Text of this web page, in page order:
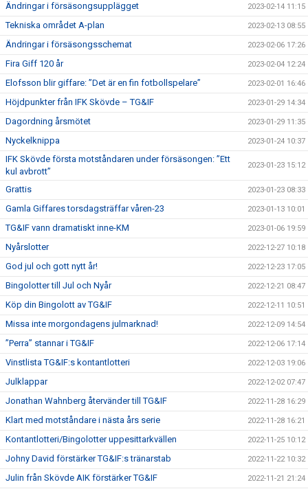
Ändringar i försäsongsupplägget 2023-02-14 11:15
Tekniska området A-plan 2023-02-13 08:55
Ändringar i försäsongsschemat 2023-02-06 17:26
Fira Giff 120 år 2023-02-04 12:24
Elofsson blir giffare: ”Det är en fin fotbollspelare” 2023-02-01 16:46
Höjdpunkter från IFK Skövde – TG&IF 2023-01-29 14:34
Dagordning årsmötet 2023-01-29 11:35
Nyckelknippa 2023-01-24 10:37
IFK Skövde första motståndaren under försäsongen: ”Ett
kul avbrott”
2023-01-23 15:12
Grattis 2023-01-23 08:33
Gamla Giffares torsdagsträffar våren-23 2023-01-13 10:01
TG&IF vann dramatiskt inne-KM 2023-01-06 19:59
Nyårslotter 2022-12-27 10:18
God jul och gott nytt år! 2022-12-23 17:05
Bingolotter till Jul och Nyår 2022-12-21 08:47
Köp din Bingolott av TG&IF 2022-12-11 10:51
Missa inte morgondagens julmarknad! 2022-12-09 14:54
”Perra” stannar i TG&IF 2022-12-06 17:14
Vinstlista TG&IF:s kontantlotteri 2022-12-03 19:06
Julklappar 2022-12-02 07:47
Jonathan Wahnberg återvänder till TG&IF 2022-11-28 16:29
Klart med motståndare i nästa års serie 2022-11-28 16:21
Kontantlotteri/Bingolotter uppesittarkvällen 2022-11-25 10:12
Johny David förstärker TG&IF:s tränarstab 2022-11-22 10:32
Julin från Skövde AIK förstärker TG&IF 2022-11-21 21:24